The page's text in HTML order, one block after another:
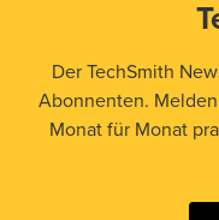
Der TechSmith
Abonnenten.
Monat für Monat